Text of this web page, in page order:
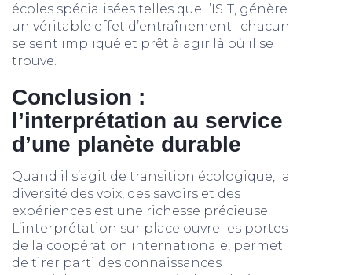
écoles spécialisées telles que l’ISIT, génère
un véritable effet d’entraînement : chacun
se sent impliqué et prêt à agir là où il se
trouve.
Conclusion :
l’interprétation au service
d’une planète durable
Quand il s’agit de transition écologique, la
diversité des voix, des savoirs et des
expériences est une richesse précieuse.
L’interprétation sur place ouvre les portes
de la coopération internationale, permet
de tirer parti des connaissances